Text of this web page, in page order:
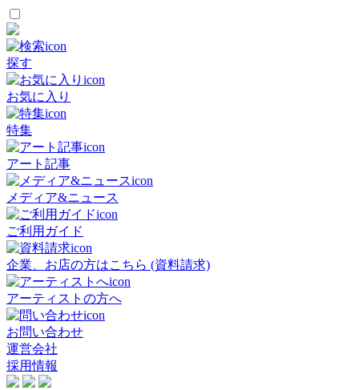
探す
お気に入り
特集
アート記事
メディア&ニュース
ご利用ガイド
企業、お店の方はこちら (資料請求)
アーティストの方へ
お問い合わせ
運営会社
採用情報